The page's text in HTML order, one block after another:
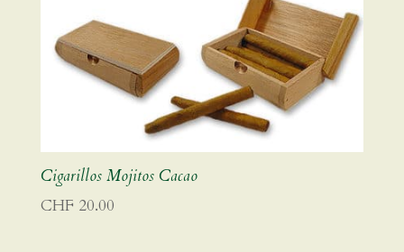
Cigarillos Mojitos Cacao
CHF 20.00